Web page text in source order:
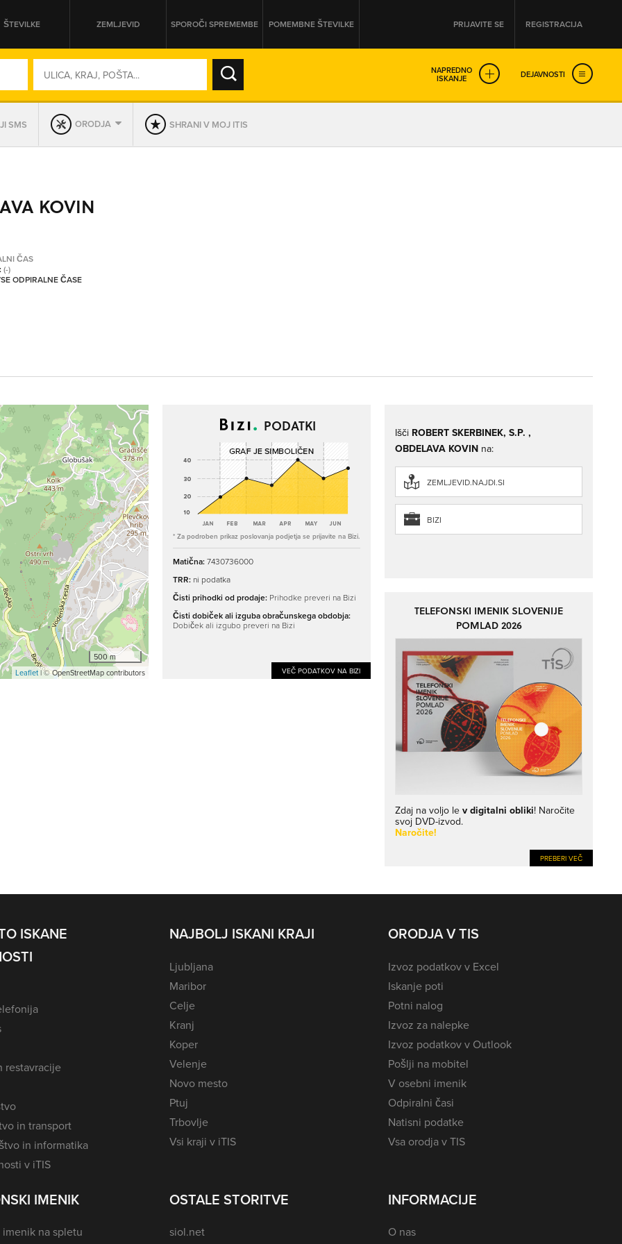
ŠTEVILKE ZEMLJEVID SPOROČI SPREMEMBE POMEMBNE ŠTEVILKE PRIJAVITE SE REGISTRACIJA
NAPREDNO
ISKANJE DEJAVNOSTI
SO ODPRTA V
SMS ORODJA SHRANI V MOJ ITIS
KOVIN
ČAS
(-)
ODPIRALNE ČASE
500 m
Leaflet| © OpenStreetMap contributors
PODATKI
* Za podroben prikaz poslovanja podjetja se prijavite na Bizi.
Matična:7430736000
TRR: ni podatka
Čisti prihodki od prodaje: Prihodke preveri na Bizi
Čisti dobiček ali izguba obračunskega obdobja:
Dobiček ali izgubo preveri na Bizi
VEČ PODATKOV NA BIZI
Išči ROBERT SKERBINEK, S.P. ,
OBDELAVA KOVIN na:
ZEMLJEVID.NAJDI.SI
BIZI
TELEFONSKI IMENIK SLOVENIJE
POMLAD 2026
Zdaj na voljo le v digitalni obliki! Naročite
svoj DVD-izvod.
Naročite!
PREBERI VEČ
ISKANE
restavracije
in transport
in informatika
v iTIS
NAJBOLJ ISKANI KRAJI
Ljubljana
Maribor
Celje
Kranj
Koper
Velenje
Novo mesto
Ptuj
Trbovlje
Vsi kraji v iTIS
ORODJA V TIS
Izvoz podatkov v Excel
Iskanje poti
Potni nalog
Izvoz za nalepke
Izvoz podatkov v Outlook
Pošlji na mobitel
V osebni imenik
Odpiralni časi
Natisni podatke
Vsa orodja v TIS
IMENIK
na spletu
OSTALE STORITVE
siol.net
INFORMACIJE
O nas